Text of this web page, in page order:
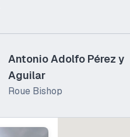
Antonio Adolfo Pérez y
Aguilar
Roue Bishop